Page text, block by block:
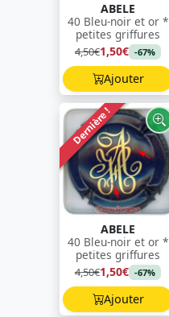
ABELE
40 Bleu-noir et or *
petites griffures
4,50€1,50€ -67%
Ajouter
Dernière !
ABELE
40 Bleu-noir et or *
petites griffures
4,50€1,50€ -67%
Ajouter